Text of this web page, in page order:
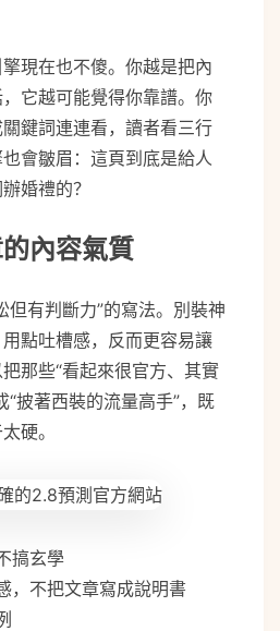
現在也不傻。你越是把內
它越可能覺得你靠譜。你
鍵詞連連看，讀者看三行
會皺眉：這頁到底是給人
婚禮的？
內容氣質
但有判斷力”的寫法。別裝神
點吐槽感，反而更容易讓
那些“看起來很官方、其實
“披著西裝的流量高手”，既
硬。
搞玄學
，不把文章寫成說明書